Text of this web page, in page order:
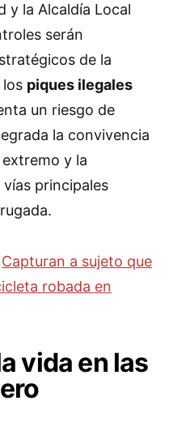
y la Alcaldía Local
serán
de la
los piques ilegales
un riesgo de
la convivencia
y la
principales
Capturan a sujeto que
robada en
vida en las